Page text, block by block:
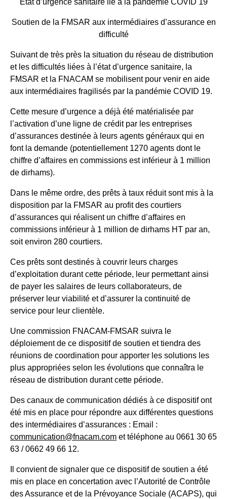
État d’urgence sanitaire lié à la pandémie COVID 19
Soutien de la FMSAR aux intermédiaires d’assurance en
difficulté
Suivant de très près la situation du réseau de distribution
et les difficultés liées à l’état d’urgence sanitaire, la
FMSAR et la FNACAM se mobilisent pour venir en aide
aux intermédiaires fragilisés par la pandémie COVID 19.
Cette mesure d’urgence a déjà été matérialisée par
l’activation d’une ligne de crédit par les entreprises
d’assurances destinée à leurs agents généraux qui en
font la demande (potentiellement 1270 agents dont le
chiffre d’affaires en commissions est inférieur à 1 million
de dirhams).
Dans le même ordre, des prêts à taux réduit sont mis à la
disposition par la FMSAR au profit des courtiers
d’assurances qui réalisent un chiffre d’affaires en
commissions inférieur à 1 million de dirhams HT par an,
soit environ 280 courtiers.
Ces prêts sont destinés à couvrir leurs charges
d’exploitation durant cette période, leur permettant ainsi
de payer les salaires de leurs collaborateurs, de
préserver leur viabilité et d’assurer la continuité de
service pour leur clientèle.
Une commission FNACAM-FMSAR suivra le
déploiement de ce dispositif de soutien et tiendra des
réunions de coordination pour apporter les solutions les
plus appropriées selon les évolutions que connaîtra le
réseau de distribution durant cette période.
Des canaux de communication dédiés à ce dispositif ont
été mis en place pour répondre aux différentes questions
des intermédiaires d’assurances : Email :
communication@fnacam.com et téléphone au 0661 30 65
63 / 0662 49 66 12.
Il convient de signaler que ce dispositif de soutien a été
mis en place en concertation avec l’Autorité de Contrôle
des Assurance et de la Prévoyance Sociale (ACAPS), qui